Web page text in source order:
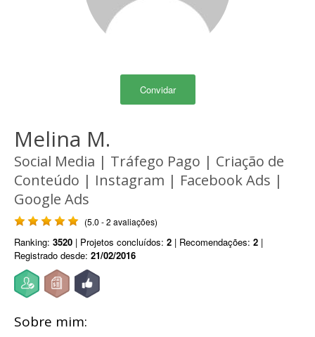
Convidar
Melina M.
Social Media | Tráfego Pago | Criação de
Conteúdo | Instagram | Facebook Ads |
Google Ads
(5.0 - 2 avaliações)
Ranking: 3520 | Projetos concluídos: 2 | Recomendações: 2 |
Registrado desde: 21/02/2016
Sobre mim: